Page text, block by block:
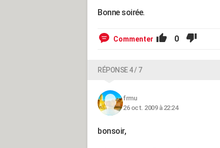
Bonne soirée.
Commenter 0
RÉPONSE 4 / 7
frmu
26 oct. 2009 à 22:24
bonsoir,